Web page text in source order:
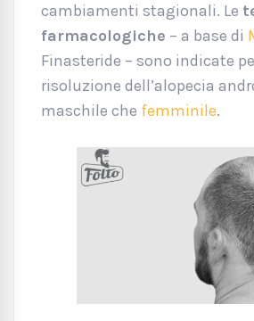
cambiamenti stagionali. Le
farmacologiche – a base di
Finasteride – sono indicate
risoluzione dell’alopecia
maschile che femminile.